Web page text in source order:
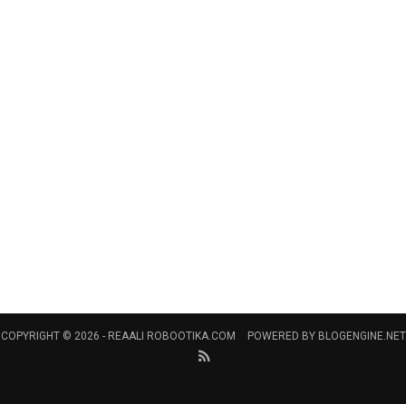
COPYRIGHT © 2026 - REAALI ROBOOTIKA.COM POWERED BY BLOGENGINE.NET